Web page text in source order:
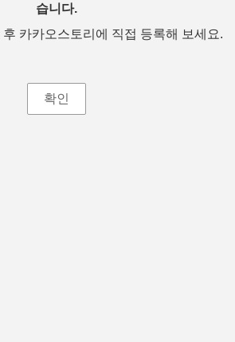
습니다.
카카오스토리에 직접 등록해 보세요.
확인